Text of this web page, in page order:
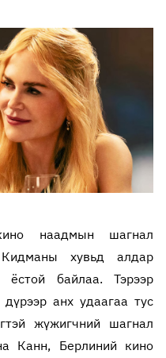
наадмын шагнал
хувьд алдар
байлаа. Тэрээр
анх удаагаа тус
жүжигчний шагнал
Канн, Берлиний кино